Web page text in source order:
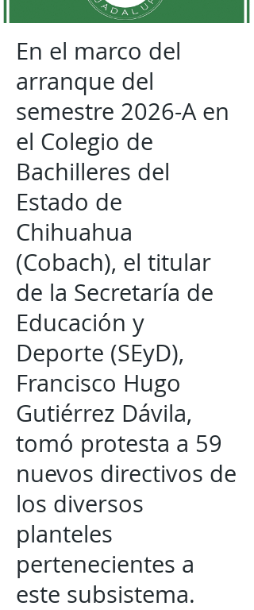
En el marco del
arranque del
semestre 2026-A en
el Colegio de
Bachilleres del
Estado de
Chihuahua
(Cobach), el titular
de la Secretaría de
Educación y
Deporte (SEyD),
Francisco Hugo
Gutiérrez Dávila,
tomó protesta a 59
nuevos directivos de
los diversos
planteles
pertenecientes a
este subsistema.